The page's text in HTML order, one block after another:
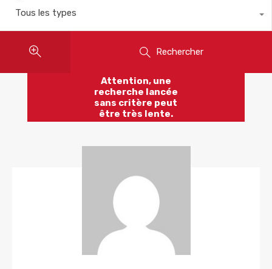
Tous les types
Rechercher
Attention, une
recherche lancée
sans critère peut
être très lente.